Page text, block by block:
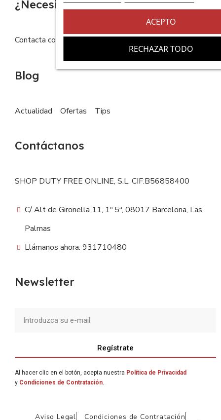
RECHAZAR TODO
ACEPTO
¿Necesitas ayuda?
Contacta con nosotros FAQs
Blog
Actualidad Ofertas Tips
Contáctanos
SHOP DUTY FREE ONLINE, S.L. CIF:B56858400
C/ Alt de Gironella 11, 1º 5ª, 08017 Barcelona, Las
Palmas
Llámanos ahora: 931710480
Newsletter
Regístrate
Al hacer clic en el botón, acepta nuestra Política de Privacidad
y Condiciones de Contratación.
Aviso Legal
Condiciones de Contratación